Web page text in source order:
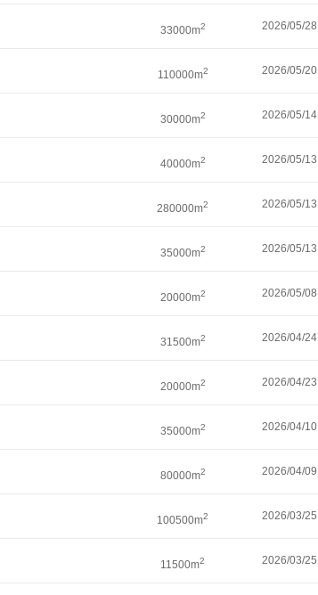
33000m2 2026/05/28
110000m2 2026/05/20
30000m2 2026/05/14
40000m2 2026/05/13
280000m2 2026/05/13
35000m2 2026/05/13
20000m2 2026/05/08
31500m2 2026/04/24
20000m2 2026/04/23
35000m2 2026/04/10
80000m2 2026/04/09
100500m2 2026/03/25
11500m2 2026/03/25